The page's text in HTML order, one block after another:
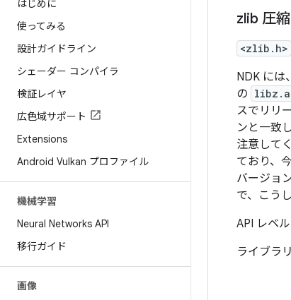
はじめに
使ってみる
設計ガイドライン
シェーダー コンパイラ
検証レイヤ
広色域サポート
Extensions
Android Vulkan プロファイル
機械学習
Neural Networks API
移行ガイド
画像
zlib 圧縮
<zlib.h>
NDK には
の libz.a
スでリリ
ンと一致
注意して
ており、
バージョ
で、こう
API レベ
ライブラ